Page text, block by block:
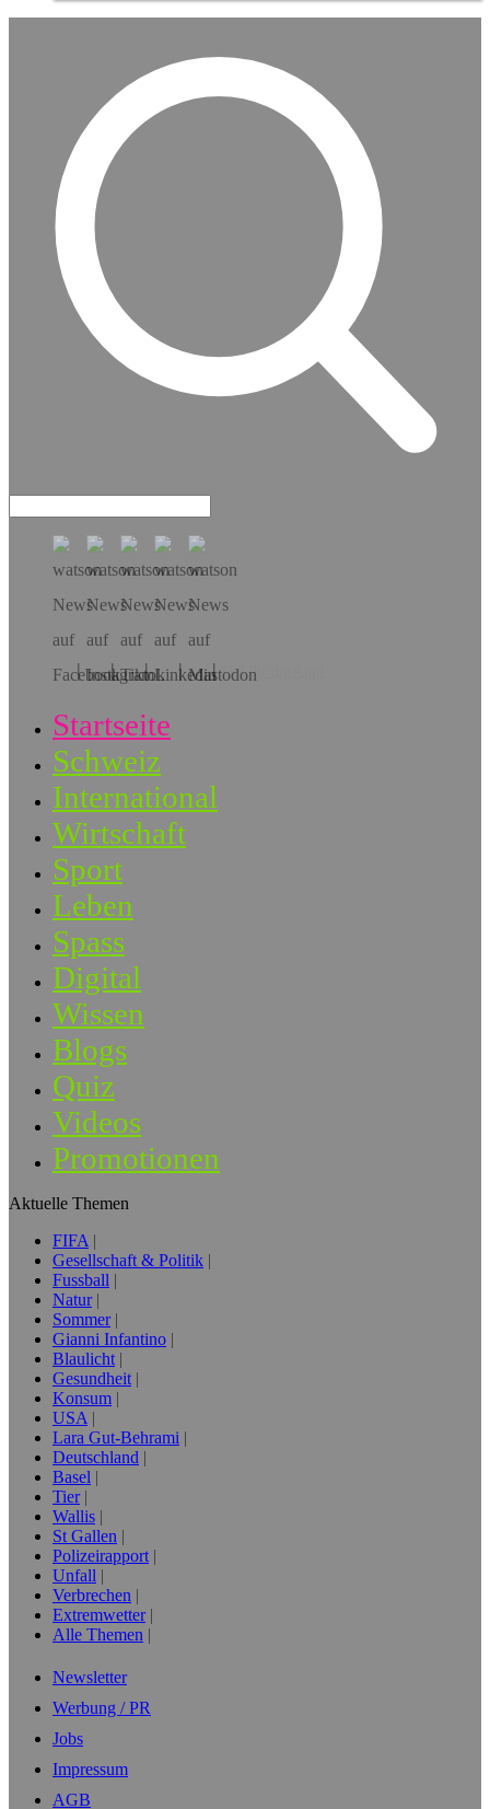
Hol dir die App!
Startseite
Schweiz
International
Wirtschaft
Sport
Leben
Spass
Digital
Wissen
Blogs
Quiz
Videos
Promotionen
Aktuelle Themen
FIFA
Gesellschaft & Politik
Fussball
Natur
Sommer
Gianni Infantino
Blaulicht
Gesundheit
Konsum
USA
Lara Gut-Behrami
Deutschland
Basel
Tier
Wallis
St Gallen
Polizeirapport
Unfall
Verbrechen
Extremwetter
Alle Themen
Newsletter
Werbung / PR
Jobs
Impressum
AGB